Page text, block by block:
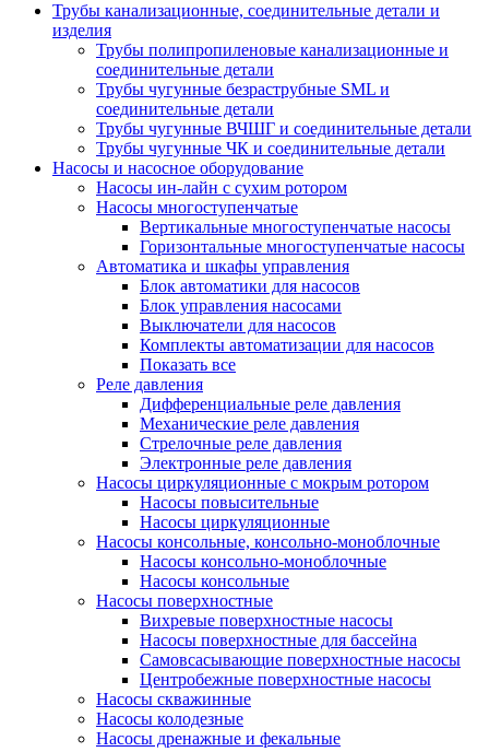
Трубы канализационные, соединительные детали и
изделия
Трубы полипропиленовые канализационные и
соединительные детали
Трубы чугунные безраструбные SML и
соединительные детали
Трубы чугунные ВЧШГ и соединительные детали
Трубы чугунные ЧК и соединительные детали
Насосы и насосное оборудование
Насосы ин-лайн с сухим ротором
Насосы многоступенчатые
Вертикальные многоступенчатые насосы
Горизонтальные многоступенчатые насосы
Автоматика и шкафы управления
Блок автоматики для насосов
Блок управления насосами
Выключатели для насосов
Комплекты автоматизации для насосов
Показать все
Реле давления
Дифференциальные реле давления
Механические реле давления
Стрелочные реле давления
Электронные реле давления
Насосы циркуляционные с мокрым ротором
Насосы повысительные
Насосы циркуляционные
Насосы консольные, консольно-моноблочные
Насосы консольно-моноблочные
Насосы консольные
Насосы поверхностные
Вихревые поверхностные насосы
Насосы поверхностные для бассейна
Самовсасывающие поверхностные насосы
Центробежные поверхностные насосы
Насосы скважинные
Насосы колодезные
Насосы дренажные и фекальные